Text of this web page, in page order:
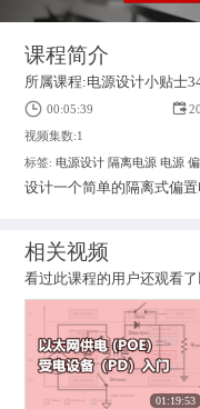
课程简介
所属课程:电源设计小贴士
00:05:39
视频集数:1
标签:电源设计 隔离电源 电源
设计一个简单的隔离式偏置
相关视频
看过此课程的用户还观看
01:19:53